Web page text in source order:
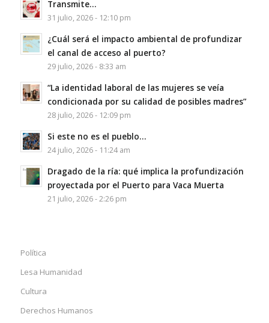
Transmite…
31 julio, 2026 - 12:10 pm
¿Cuál será el impacto ambiental de profundizar
el canal de acceso al puerto?
29 julio, 2026 - 8:33 am
“La identidad laboral de las mujeres se veía
condicionada por su calidad de posibles madres”
28 julio, 2026 - 12:09 pm
Si este no es el pueblo…
24 julio, 2026 - 11:24 am
Dragado de la ría: qué implica la profundización
proyectada por el Puerto para Vaca Muerta
21 julio, 2026 - 2:26 pm
Política
Lesa Humanidad
Cultura
Derechos Humanos